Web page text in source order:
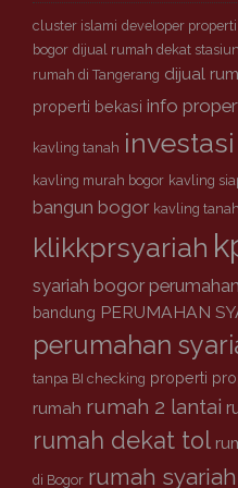
i
cluster islami developer
bogor dijual rumah dekat stasiun
rumah di Tangerang dijual
properti bekasi info
kavling tanah
kavling murah bogor kavling
bangun bogor kavling
klikkprsyariah
syariah bogor
bandung PERUMAHAN
perumahan
tanpa BI checking properti
rumah rumah 2 lantai
rumah dekat tol
di Bogor rumah